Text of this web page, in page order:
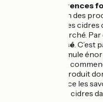
les différences
L’industrialisation des
uniformisation des
trouver sur le marché.
qui a été délaissé. C’est
chose qui me stimule
(re)découvrir, on
potentiel de ce produit
endroits de France les
goûter de grands cidres